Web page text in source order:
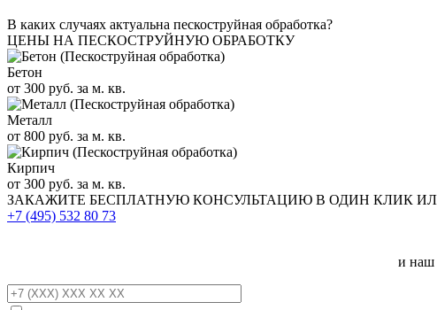
В каких случаях актуальна пескоструйная обработка?
ЦЕНЫ НА ПЕСКОСТРУЙНУЮ ОБРАБОТКУ
Бетон
от 300 руб. за м. кв.
Металл
от 800 руб. за м. кв.
Кирпич
от 300 руб. за м. кв.
ЗАКАЖИТЕ БЕСПЛАТНУЮ КОНСУЛЬТАЦИЮ В ОДИН КЛИК
+7 (495) 532 80 73
и наш